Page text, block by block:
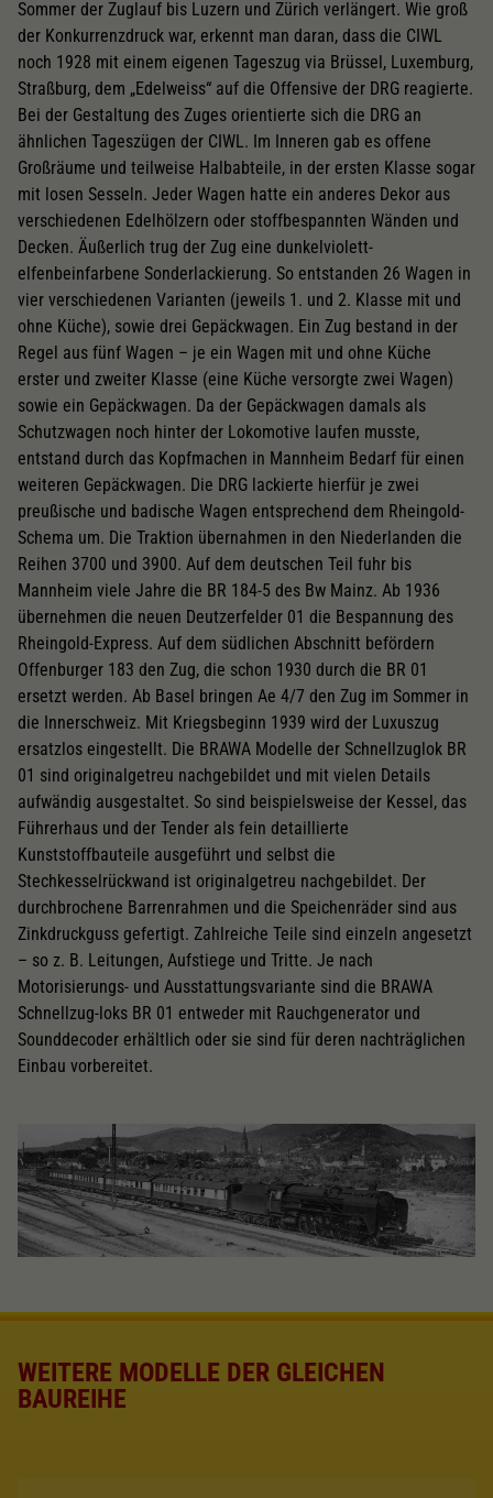
Sommer der Zuglauf bis Luzern und Zürich verlängert. Wie groß
der Konkurrenzdruck war, erkennt man daran, dass die CIWL
noch 1928 mit einem eigenen Tageszug via Brüssel, Luxemburg,
Straßburg, dem „Edelweiss“ auf die Offensive der DRG reagierte.
Bei der Gestaltung des Zuges orientierte sich die DRG an
ähnlichen Tageszügen der CIWL. Im Inneren gab es offene
Großräume und teilweise Halbabteile, in der ersten Klasse sogar
mit losen Sesseln. Jeder Wagen hatte ein anderes Dekor aus
verschiedenen Edelhölzern oder stoffbespannten Wänden und
Decken. Äußerlich trug der Zug eine dunkelviolett-
elfenbeinfarbene Sonderlackierung. So entstanden 26 Wagen in
vier verschiedenen Varianten (jeweils 1. und 2. Klasse mit und
ohne Küche), sowie drei Gepäckwagen. Ein Zug bestand in der
Regel aus fünf Wagen – je ein Wagen mit und ohne Küche
erster und zweiter Klasse (eine Küche versorgte zwei Wagen)
sowie ein Gepäckwagen. Da der Gepäckwagen damals als
Schutzwagen noch hinter der Lokomotive laufen musste,
entstand durch das Kopfmachen in Mannheim Bedarf für einen
weiteren Gepäckwagen. Die DRG lackierte hierfür je zwei
preußische und badische Wagen entsprechend dem Rheingold-
Schema um. Die Traktion übernahmen in den Niederlanden die
Reihen 3700 und 3900. Auf dem deutschen Teil fuhr bis
Mannheim viele Jahre die BR 184-5 des Bw Mainz. Ab 1936
übernehmen die neuen Deutzerfelder 01 die Bespannung des
Rheingold-Express. Auf dem südlichen Abschnitt befördern
Offenburger 183 den Zug, die schon 1930 durch die BR 01
ersetzt werden. Ab Basel bringen Ae 4/7 den Zug im Sommer in
die Innerschweiz. Mit Kriegsbeginn 1939 wird der Luxuszug
ersatzlos eingestellt. Die BRAWA Modelle der Schnellzuglok BR
01 sind originalgetreu nachgebildet und mit vielen Details
aufwändig ausgestaltet. So sind beispielsweise der Kessel, das
Führerhaus und der Tender als fein detaillierte
Kunststoffbauteile ausgeführt und selbst die
Stechkesselrückwand ist originalgetreu nachgebildet. Der
durchbrochene Barrenrahmen und die Speichenräder sind aus
Zinkdruckguss gefertigt. Zahlreiche Teile sind einzeln angesetzt
– so z. B. Leitungen, Aufstiege und Tritte. Je nach
Motorisierungs- und Ausstattungsvariante sind die BRAWA
Schnellzug-loks BR 01 entweder mit Rauchgenerator und
Sounddecoder erhältlich oder sie sind für deren nachträglichen
Einbau vorbereitet.
WEITERE MODELLE DER GLEICHEN
BAUREIHE